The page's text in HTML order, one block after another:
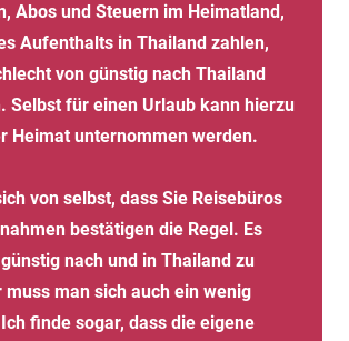
Abos und Steuern im Heimatland,
Aufenthalts in Thailand zahlen,
von günstig nach Thailand
Selbst für einen Urlaub kann hierzu
Heimat unternommen werden.
von selbst, dass Sie Reisebüros
bestätigen die Regel. Es
nach und in Thailand zu
man sich auch ein wenig
finde sogar, dass die eigene